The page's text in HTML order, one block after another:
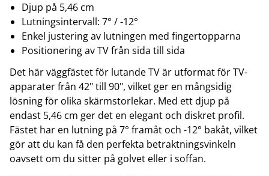
Djup på 5,46 cm
Lutningsintervall: 7° / -12°
Enkel justering av lutningen med fingertopparna
Positionering av TV från sida till sida
Det här väggfästet för lutande TV är utformat för TV-
apparater från 42" till 90", vilket ger en mångsidig
lösning för olika skärmstorlekar. Med ett djup på
endast 5,46 cm ger det en elegant och diskret profil.
Fästet har en lutning på 7° framåt och -12° bakåt, vilket
gör att du kan få den perfekta betraktningsvinkeln
oavsett om du sitter på golvet eller i soffan.